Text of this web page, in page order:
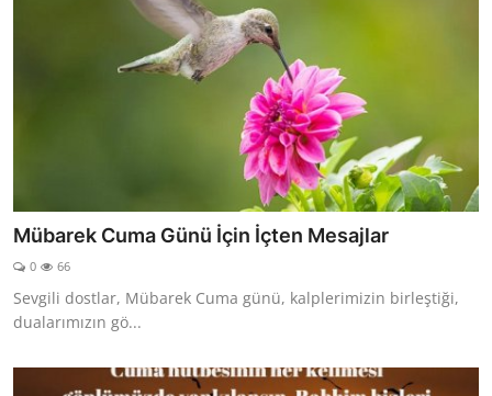
Mübarek Cuma Günü İçin İçten Mesajlar
0 66
Sevgili dostlar, Mübarek Cuma günü, kalplerimizin birleştiği,
dualarımızın gö...